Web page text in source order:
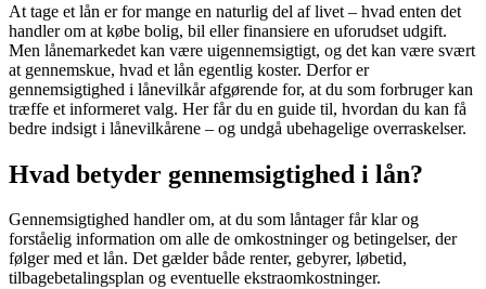
At tage et lån er for mange en naturlig del af livet – hvad enten det
handler om at købe bolig, bil eller finansiere en uforudset udgift.
Men lånemarkedet kan være uigennemsigtigt, og det kan være svært
at gennemskue, hvad et lån egentlig koster. Derfor er
gennemsigtighed i lånevilkår afgørende for, at du som forbruger kan
træffe et informeret valg. Her får du en guide til, hvordan du kan få
bedre indsigt i lånevilkårene – og undgå ubehagelige overraskelser.
Hvad betyder gennemsigtighed i lån?
Gennemsigtighed handler om, at du som låntager får klar og
forståelig information om alle de omkostninger og betingelser, der
følger med et lån. Det gælder både renter, gebyrer, løbetid,
tilbagebetalingsplan og eventuelle ekstraomkostninger.